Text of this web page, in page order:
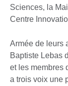
Sciences, la
Centre
Armée de leurs
Baptiste Lebas
et les membres
a trois voix une